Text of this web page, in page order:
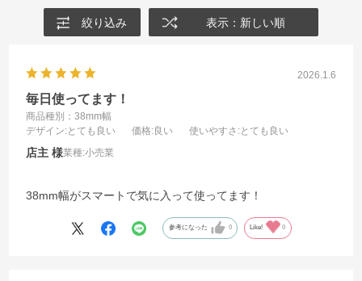
絞り込み 表示：新しい順
2026.1.6
毎日使ってます！
商品種別：38mm幅
デザイン:とても良い 価格:良い 使いやすさ :とても良い
店主 業種:小売業
38mm幅がスマートで気に入って使ってます！
参考になった 0 Like! 0